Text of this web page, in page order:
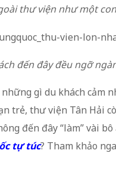
thư viện như một
đến đây đều ngỡ
gì du khách cảm
trẻ, thư viện Tân Hải
đến đây “làm” vài
tự túc? Tham khảo